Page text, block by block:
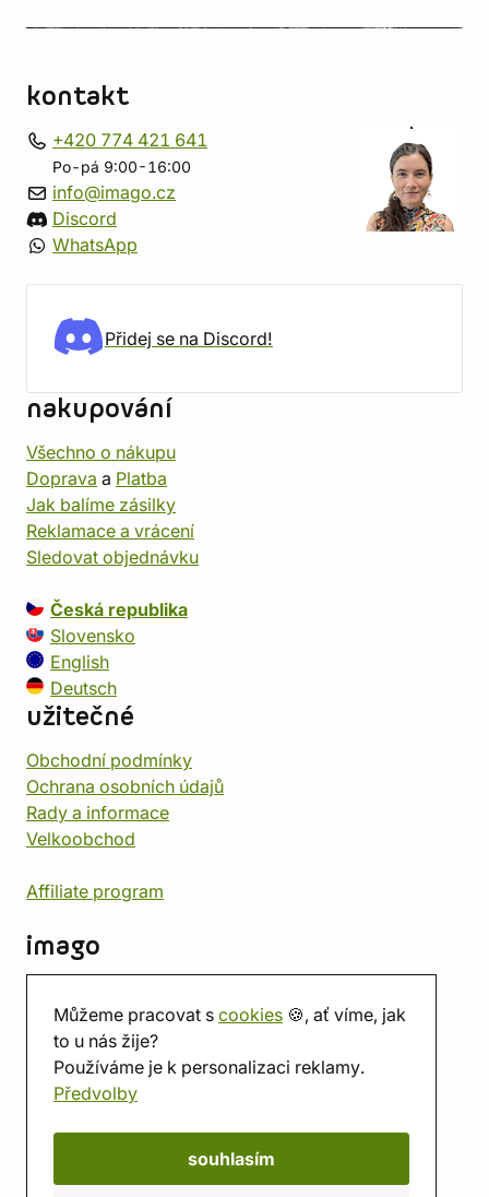
Můžeme pracovat s cookies 🍪, ať víme, jak
to u nás žije?
Používáme je k personalizaci reklamy.
Předvolby
souhlasím
kontakt
+420 774 421 641
Po-pá 9:00-16:00
info@imago.cz
Discord
WhatsApp
Přidej se na Discord!
nakupování
Všechno o nákupu
Doprava a Platba
Jak balíme zásilky
Reklamace a vrácení
Sledovat objednávku
Česká republika
Slovensko
English
Deutsch
užitečné
Obchodní podmínky
Ochrana osobních údajů
Rady a informace
Velkoobchod
Affiliate program
imago
Prodejna
Herna
O nás
Hodnocení obchodu